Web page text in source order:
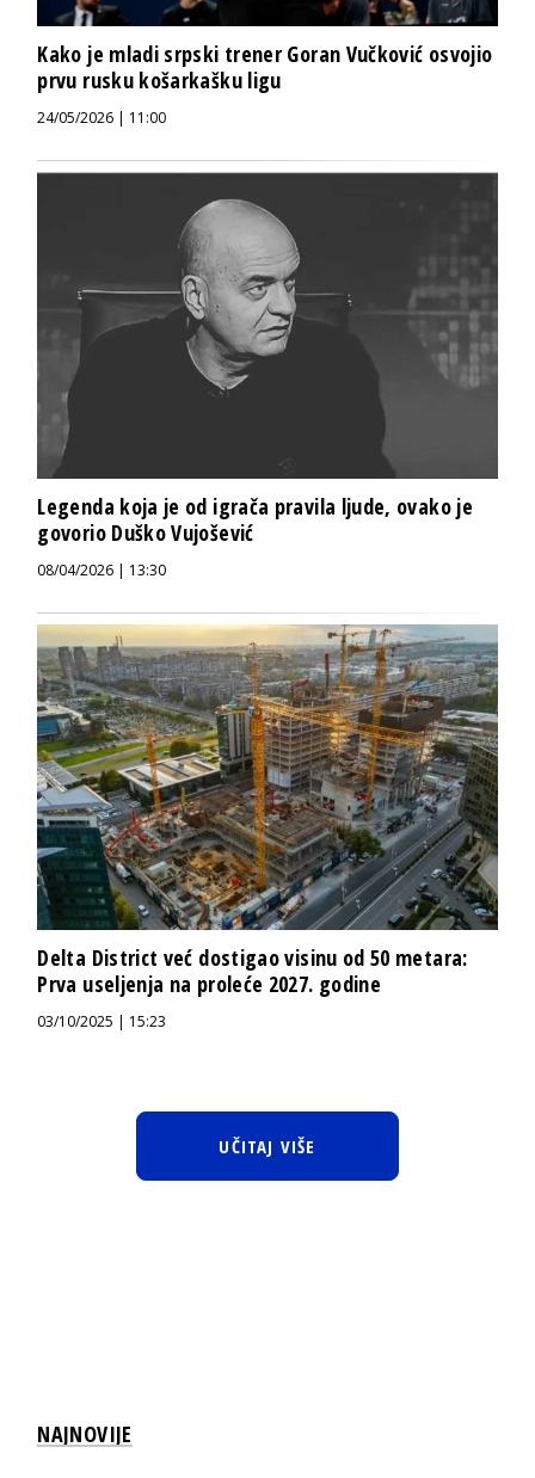
Kako je mladi srpski trener Goran Vučković osvojio
prvu rusku košarkašku ligu
24/05/2026 | 11:00
Legenda koja je od igrača pravila ljude, ovako je
govorio Duško Vujošević
08/04/2026 | 13:30
Delta District već dostigao visinu od 50 metara:
Prva useljenja na proleće 2027. godine
03/10/2025 | 15:23
UČITAJ VIŠE
NAJNOVIJE